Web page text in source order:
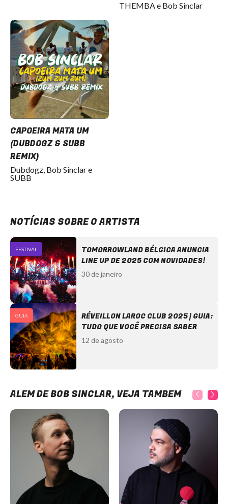
THEMBA e Bob Sinclar
CAPOEIRA MATA UM
(DUBDOGZ & SUBB
REMIX)
Dubdogz, Bob Sinclar e
SUBB
NOTÍCIAS SOBRE O ARTISTA
FESTIVAL
TOMORROWLAND BÉLGICA ANUNCIA
LINE UP DE 2025 COM NOVIDADES!
30 de janeiro
GUIA
RÉVEILLON LAROC CLUB 2025 | GUIA:
TUDO QUE VOCÊ PRECISA SABER
12 de agosto
ALÉM DE BOB SINCLAR, VEJA TAMBÉM